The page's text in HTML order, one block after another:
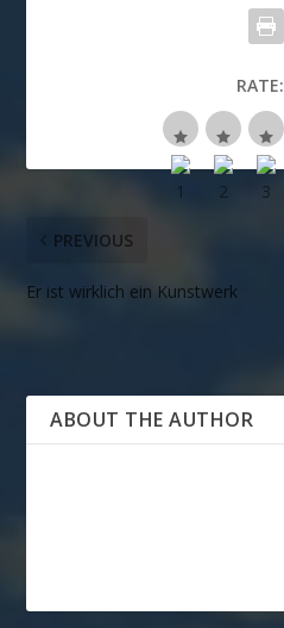
RATE:
PREVIOUS
Er ist wirklich ein Kunstwerk
ABOUT THE AUTHOR